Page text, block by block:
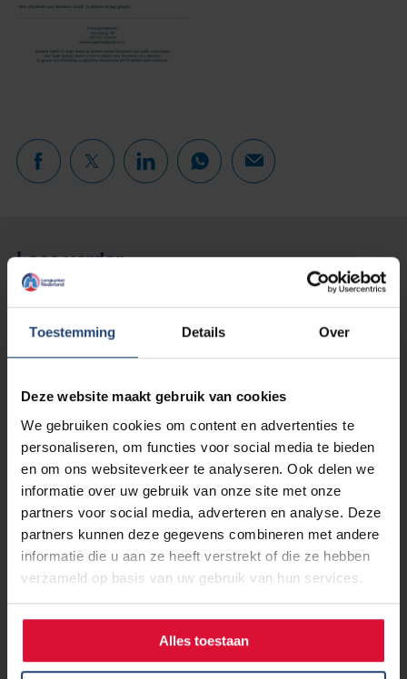
Toestemming Details Over
Deze website maakt gebruik van cookies
We gebruiken cookies om content en advertenties te
personaliseren, om functies voor social media te bieden
en om ons websiteverkeer te analyseren. Ook delen we
informatie over uw gebruik van onze site met onze
partners voor social media, adverteren en analyse. Deze
partners kunnen deze gegevens combineren met andere
informatie die u aan ze heeft verstrekt of die ze hebben
verzameld op basis van uw gebruik van hun services.
Alles toestaan
Lees verder...
Lees onze Nieuwsbrief - herfst